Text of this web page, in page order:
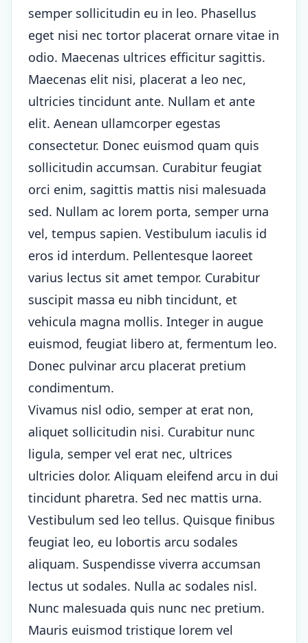
semper sollicitudin eu in leo. Phasellus
eget nisi nec tortor placerat ornare vitae in
odio. Maecenas ultrices efficitur sagittis.
Maecenas elit nisi, placerat a leo nec,
ultricies tincidunt ante. Nullam et ante
elit. Aenean ullamcorper egestas
consectetur. Donec euismod quam quis
sollicitudin accumsan. Curabitur feugiat
orci enim, sagittis mattis nisi malesuada
sed. Nullam ac lorem porta, semper urna
vel, tempus sapien. Vestibulum iaculis id
eros id interdum. Pellentesque laoreet
varius lectus sit amet tempor. Curabitur
suscipit massa eu nibh tincidunt, et
vehicula magna mollis. Integer in augue
euismod, feugiat libero at, fermentum leo.
Donec pulvinar arcu placerat pretium
condimentum.
Vivamus nisl odio, semper at erat non,
aliquet sollicitudin nisi. Curabitur nunc
ligula, semper vel erat nec, ultrices
ultricies dolor. Aliquam eleifend arcu in dui
tincidunt pharetra. Sed nec mattis urna.
Vestibulum sed leo tellus. Quisque finibus
feugiat leo, eu lobortis arcu sodales
aliquam. Suspendisse viverra accumsan
lectus ut sodales. Nulla ac sodales nisl.
Nunc malesuada quis nunc nec pretium.
Mauris euismod tristique lorem vel